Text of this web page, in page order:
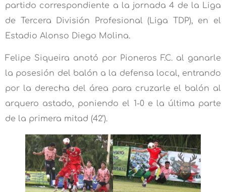
partido correspondiente a la jornada 4 de la Liga
de Tercera División Profesional (Liga TDP), en el
Estadio Alonso Diego Molina.
Felipe Siqueira anotó por Pioneros F.C. al ganarle
la posesión del balón a la defensa local, entrando
por la derecha del área para cruzarle el balón al
arquero astado, poniendo el 1-0 e la última parte
de la primera mitad (42’).